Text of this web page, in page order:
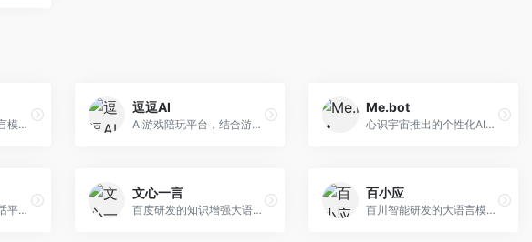
智谱AI研发的对话语言模型，支持中英双语交互。面向中文用户和开发者，提供知识问答、代码编写、文档解读等服务，开源生态完善，学术研究背景深厚。
逗逗AI
AI游戏陪玩平台，结合游戏理解和自然语言交互技术。面向游戏玩家，提供游戏攻略、陪玩互动、社交聊天等服务，游戏知识丰富，互动体验有趣。
Me.bot
心识宇宙推出的个性化AI伴侣，专注于情感交互和个人助理服务。面向个人用户，支持日程管理、情感陪伴、知识问答等功能，交互体验人性化。
商汤科技推出的AI对话平台，结合计算机视觉和自然语言处理技术。面向企业用户和开发者，支持多模态交互，视觉理解能力强，适合智能客服和内容创作场景。
文心一言
百度研发的知识增强大语言模型，深度融合百度知识图谱和搜索能力。面向中文用户，提供知识问答、文本创作、逻辑推理等服务，中文语境理解准确，知识覆盖面广。
百小应
百川智能研发的大语言模型助手，专注于中文理解和生成。面向中文用户，提供知识问答、文本创作、代码辅助等服务，模型参数规模大，中文表达流畅自然。